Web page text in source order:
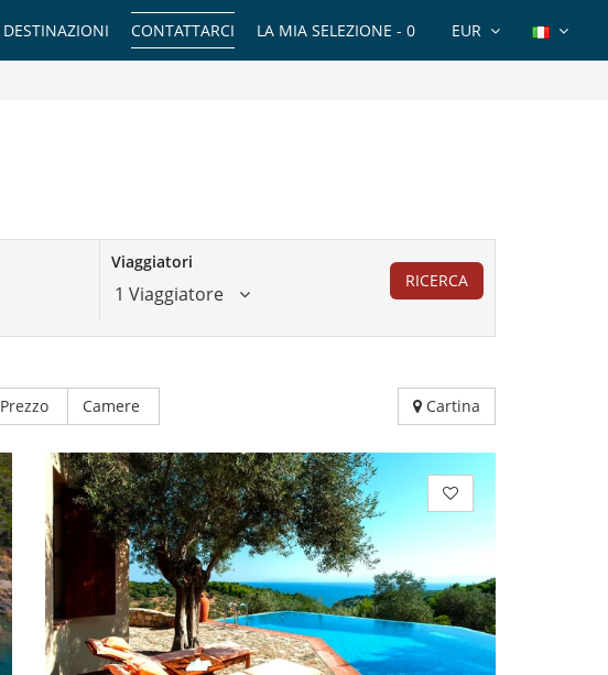
EUR
LA MIA SELEZIONE - 0
CONTATTARCI
DESTINAZIONI
Viaggiatori
1 Viaggiatore
RICERCA
Prezzo Camere Cartina